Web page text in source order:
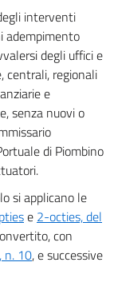
interventi
adempimento
degli uffici e
centrali, regionali
e
senza nuovi o
di Piombino
si applicano le
e 2-octies, del
con
n. 10, e successive